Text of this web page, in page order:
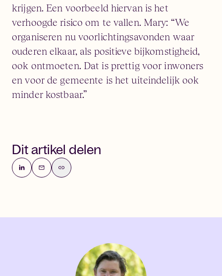
krijgen. Een voorbeeld hiervan is het
verhoogde risico om te vallen. Mary: “We
organiseren nu voorlichtingsavonden waar
ouderen elkaar, als positieve bijkomstigheid,
ook ontmoeten. Dat is prettig voor inwoners
en voor de gemeente is het uiteindelijk ook
minder kostbaar.”
Dit artikel delen